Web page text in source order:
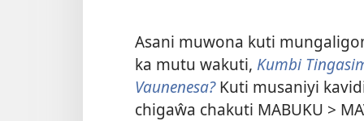
Asani muwona kuti
ka mutu wakuti, Kumbi
Vaunenesa?Kuti musaniyi
chigaŵa chakuti MABUKU >